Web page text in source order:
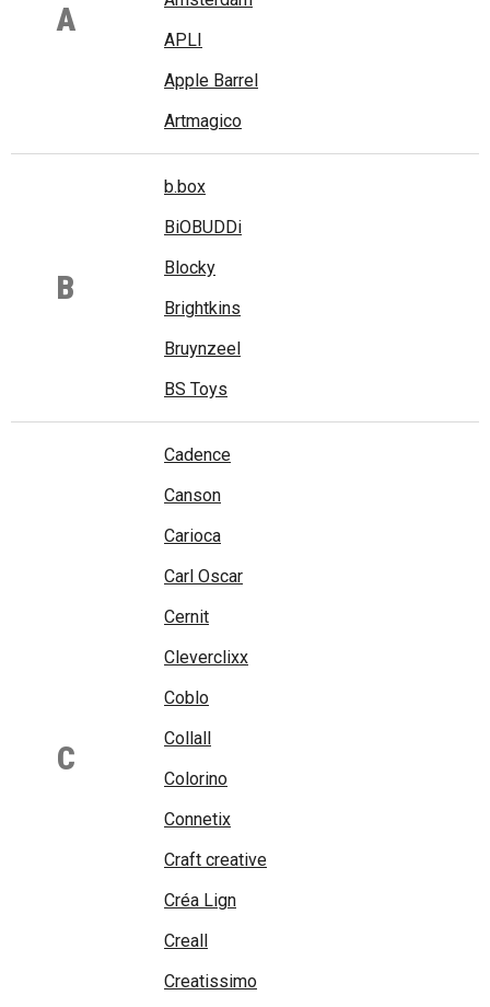
A
APLI
Apple Barrel
Artmagico
B
b.box
BiOBUDDi
Blocky
Brightkins
Bruynzeel
BS Toys
C
Cadence
Canson
Carioca
Carl Oscar
Cernit
Cleverclixx
Coblo
Collall
Colorino
Connetix
Craft creative
Créa Lign
Creall
Creatissimo